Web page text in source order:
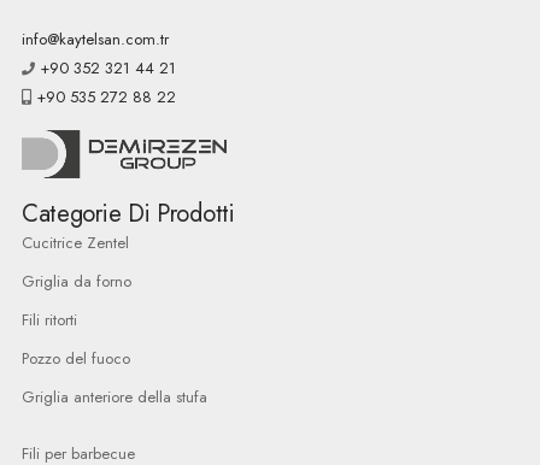
info@kaytelsan.com.tr
+90 352 321 44 21
+90 535 272 88 22
Categorie Di Prodotti
Cucitrice Zentel
Griglia da forno
Fili ritorti
Pozzo del fuoco
Griglia anteriore della stufa
Fili per barbecue